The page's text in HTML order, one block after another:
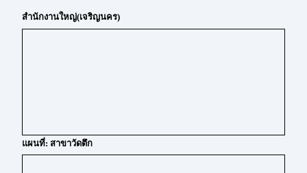
สำนักงานใหญ่(เจริญนคร)
แผนที่: สาขาวัดตึก